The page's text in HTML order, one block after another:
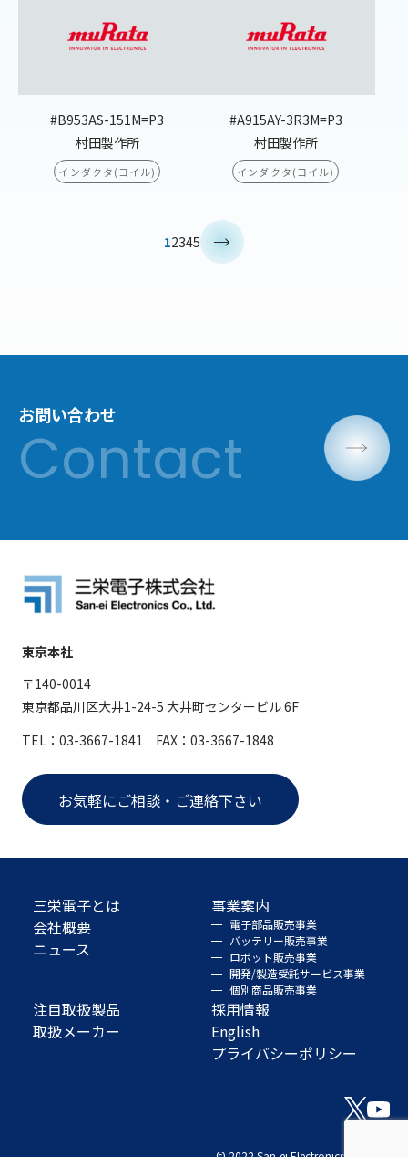
#B953AS-151M=P3
村田製作所
インダクタ(コイル)
#A915AY-3R3M=P3
村田製作所
インダクタ(コイル)
12345
お問い合わせ
東京本社
〒140-0014
東京都品川区大井1-24-5 大井町センタービル 6F
TEL：03-3667-1841 FAX：03-3667-1848
お気軽にご相談・ご連絡下さい
三栄電子とは
会社概要
ニュース
事業案内
電子部品販売事業
バッテリー販売事業
ロボット販売事業
開発/製造受託サービス事業
個別商品販売事業
注目取扱製品
取扱メーカー
採用情報
English
プライバシーポリシー